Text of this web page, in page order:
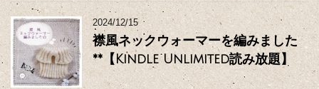
2024/12/15
襟風ネックウォーマーを編みました
**【Kindle Unlimited読み放題】